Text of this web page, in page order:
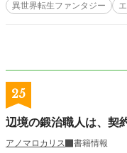
異世界転生ファンタジー
25
辺境の鍛治職人は、契
アノマロカリス
書籍情報